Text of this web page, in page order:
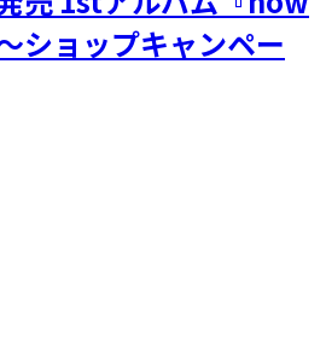
ショップキャンペー